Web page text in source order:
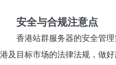
安全与合规注意点
香港站群服务器的安全管
港及目标市场的法律法规，做